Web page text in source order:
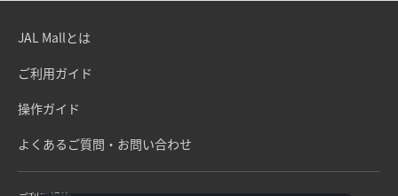
JAL Mallとは
ご利用ガイド
操作ガイド
よくあるご質問・お問い合わせ